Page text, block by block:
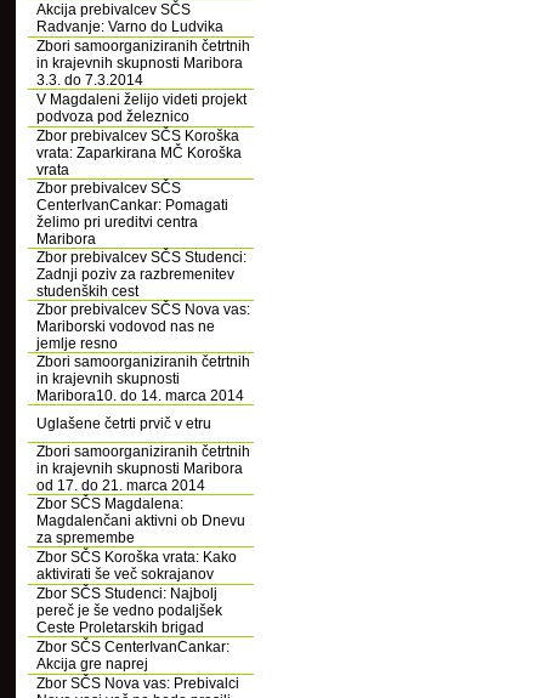
Akcija prebivalcev SČS
Radvanje: Varno do Ludvika
Zbori samoorganiziranih četrtnih
in krajevnih skupnosti Maribora
3.3. do 7.3.2014
V Magdaleni želijo videti projekt
podvoza pod železnico
Zbor prebivalcev SČS Koroška
vrata: Zaparkirana MČ Koroška
vrata
Zbor prebivalcev SČS
CenterIvanCankar: Pomagati
želimo pri ureditvi centra
Maribora
Zbor prebivalcev SČS Studenci:
Zadnji poziv za razbremenitev
studenških cest
Zbor prebivalcev SČS Nova vas:
Mariborski vodovod nas ne
jemlje resno
Zbori samoorganiziranih četrtnih
in krajevnih skupnosti
Maribora10. do 14. marca 2014
Uglašene četrti prvič v etru
Zbori samoorganiziranih četrtnih
in krajevnih skupnosti Maribora
od 17. do 21. marca 2014
Zbor SČS Magdalena:
Magdalenčani aktivni ob Dnevu
za spremembe
Zbor SČS Koroška vrata: Kako
aktivirati še več sokrajanov
Zbor SČS Studenci: Najbolj
pereč je še vedno podaljšek
Ceste Proletarskih brigad
Zbor SČS CenterIvanCankar:
Akcija gre naprej
Zbor SČS Nova vas: Prebivalci